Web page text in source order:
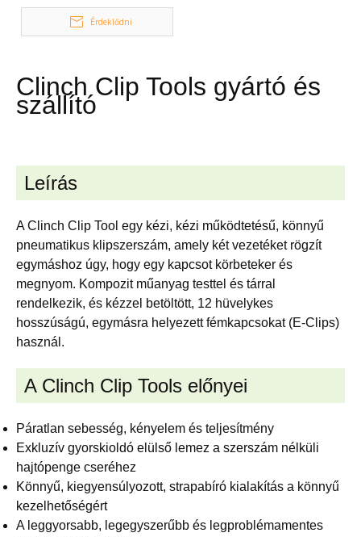
Érdeklődni
Clinch Clip Tools gyártó és
szállító
Leírás
A Clinch Clip Tool egy kézi, kézi működtetésű, könnyű
pneumatikus klipszerszám, amely két vezetéket rögzít
egymáshoz úgy, hogy egy kapcsot körbeteker és
megnyom. Kompozit műanyag testtel és tárral
rendelkezik, és kézzel betöltött, 12 hüvelykes
hosszúságú, egymásra helyezett fémkapcsokat (E-Clips)
használ.
A Clinch Clip Tools előnyei
Páratlan sebesség, kényelem és teljesítmény
Exkluzív gyorskioldó elülső lemez a szerszám nélküli
hajtópenge cseréhez
Könnyű, kiegyensúlyozott, strapabíró kialakítás a könnyű
kezelhetőségért
A leggyorsabb, legegyszerűbb és legproblémamentes